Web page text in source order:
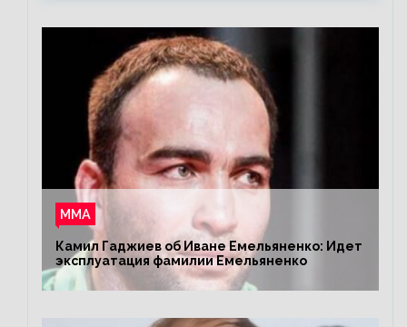
ММА
Камил Гаджиев об Иване Емельяненко: Идет
эксплуатация фамилии Емельяненко